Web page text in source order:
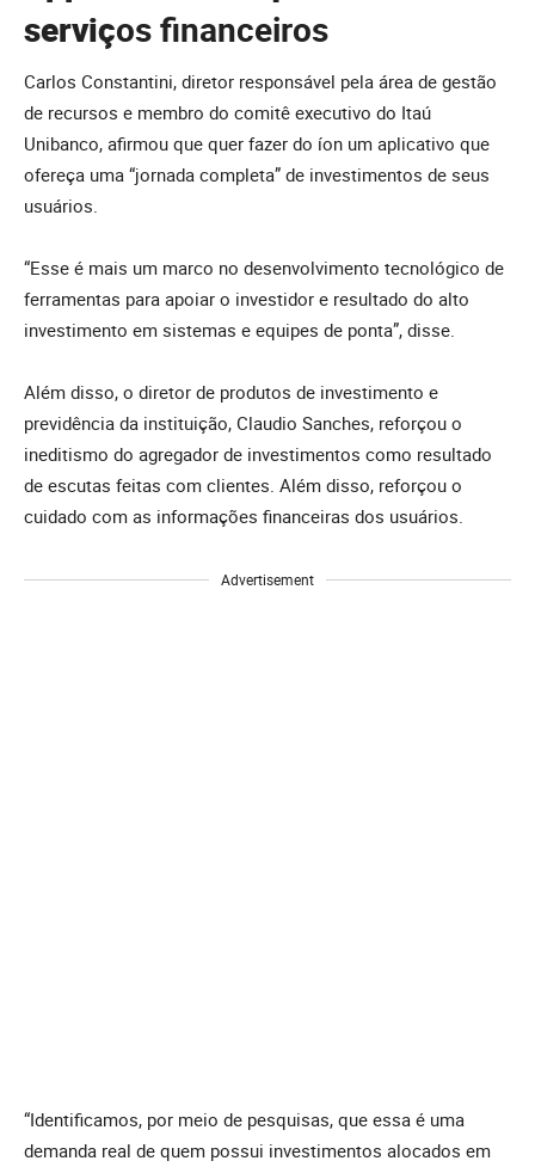
serviços financeiros
Carlos Constantini, diretor responsável pela área de gestão
de recursos e membro do comitê executivo do Itaú
Unibanco, afirmou que quer fazer do íon um aplicativo que
ofereça uma “jornada completa” de investimentos de seus
usuários.
“Esse é mais um marco no desenvolvimento tecnológico de
ferramentas para apoiar o investidor e resultado do alto
investimento em sistemas e equipes de ponta”, disse.
Além disso, o diretor de produtos de investimento e
previdência da instituição, Claudio Sanches, reforçou o
ineditismo do agregador de investimentos como resultado
de escutas feitas com clientes. Além disso, reforçou o
cuidado com as informações financeiras dos usuários.
Advertisement
“Identificamos, por meio de pesquisas, que essa é uma
demanda real de quem possui investimentos alocados em